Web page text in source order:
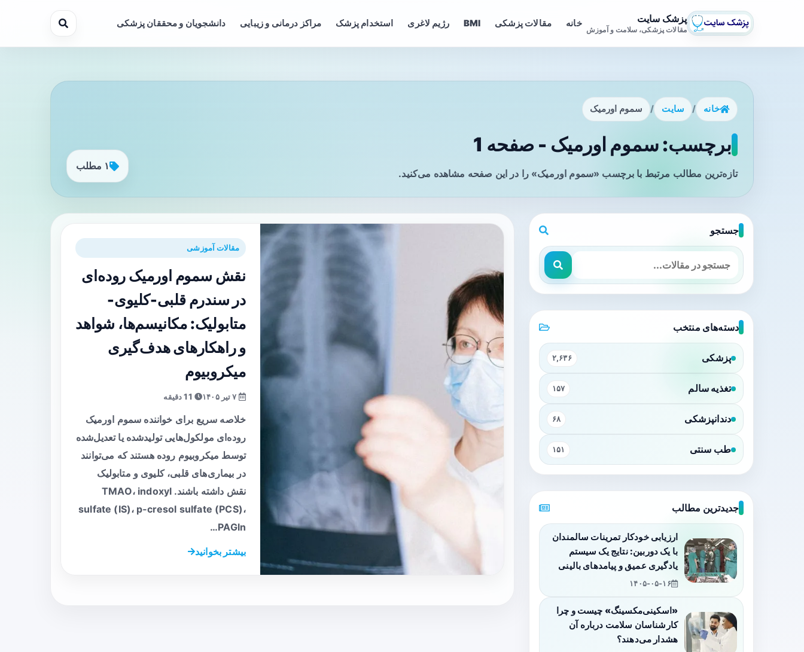
پزشک سایت
مقالات پزشکی، سلامت و آموزش
خانه مقالات پزشکی BMI رژیم لاغری استخدام پزشک مراکز درمانی و زیبایی دانشجویان و محققان پزشکی
خانه / سایت / سموم اورمیک
برچسب: سموم اورمیک - صفحه 1
تازه‌ترین مطالب مرتبط با برچسب «سموم اورمیک» را در این صفحه مشاهده می‌کنید.
۱ مطلب
مقالات آموزشی
نقش سموم اورمیک روده‌ای
در سندرم قلبی-کلیوی-
متابولیک: مکانیسم‌ها، شواهد
و راهکارهای هدف‌گیری
میکروبیوم
خلاصه سریع برای خواننده سموم اورمیک
روده‌ای مولکول‌هایی تولیدشده یا تعدیل‌شده
توسط میکروبیوم روده هستند که می‌توانند
در بیماری‌های قلبی، کلیوی و متابولیک
نقش داشته باشند. TMAO، indoxyl
sulfate (IS)، p‑cresol sulfate (PCS)،
PAGln…
بیشتر بخوانید
جستجو
دسته‌های منتخب
پزشکی ۲,۶۳۶
تغذیه سالم ۱۵۷
دندانپزشکی ۶۸
طب سنتی ۱۵۱
جدیدترین مطالب
ارزیابی خودکار تمرینات سالمندان
با یک دوربین: نتایج یک سیستم
یادگیری عمیق و پیامدهای بالینی
۱۴۰۵-۰۵-۱۶
«اسکینی‌مکسینگ» چیست و چرا
کارشناسان سلامت درباره آن
هشدار می‌دهند؟